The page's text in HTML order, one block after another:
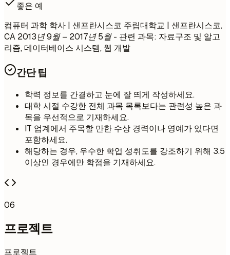
좋은 예
컴퓨터 과학 학사 | 샌프란시스코 주립대학교 | 샌프란시스코,
CA 2013년 9월 – 2017년 5월- 관련 과목: 자료구조 및 알고
리즘, 데이터베이스 시스템, 웹 개발
간단 팁
학력 정보를 간결하고 눈에 잘 띄게 작성하세요.
대학 시절 수강한 전체 과목 목록보다는 관련성 높은 과
목을 우선적으로 기재하세요.
IT 업계에서 주목할 만한 수상 경력이나 영예가 있다면
포함하세요.
해당하는 경우, 우수한 학업 성취도를 강조하기 위해 3.5
이상인 경우에만 학점을 기재하세요.
06
프로젝트
프로젝트